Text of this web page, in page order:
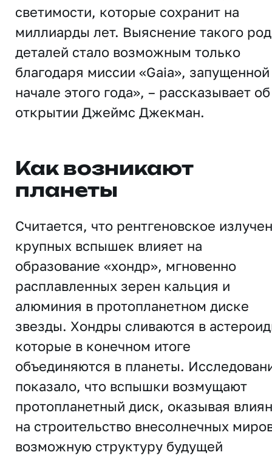
светимости, которые сохранит на
миллиарды лет. Выяснение такого
деталей стало возможным только
благодаря миссии «Gaia», запущенной
начале этого года», – рассказывает об
открытии Джеймс Джекман.
Как возникают
планеты
Считается, что рентгеновское
крупных вспышек влияет на
образование «хондр», мгновенно
расплавленных зерен кальция и
алюминия в протопланетном диске
звезды. Хондры сливаются в
которые в конечном итоге
объединяются в планеты.
показало, что вспышки возмущают
протопланетный диск, оказывая
на строительство внесолнечных
возможную структуру будущей